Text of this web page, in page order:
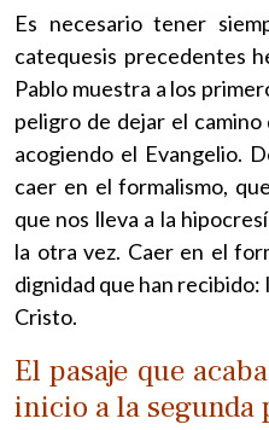
Es necesario tener
catequesis precedentes
Pablo muestra a los
peligro de dejar el
acogiendo el Evangelio.
caer en el formalismo,
que nos lleva a la
la otra vez. Caer en el
dignidad que han
Cristo.
El pasaje que
inicio a la segunda